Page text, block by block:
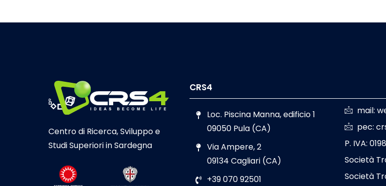
Centro di Ricerca, Sviluppo e
Studi Superiori in Sardegna
CRS4
Loc. Piscina Manna, edificio 1
09050 Pula (CA)
Via Ampere, 2
09134 Cagliari (CA)
+39 070 92501
mail:
pec:
P. IVA:
Società
Società